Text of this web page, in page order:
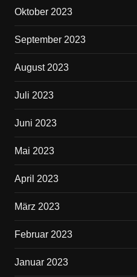
Oktober 2023
September 2023
August 2023
Juli 2023
Juni 2023
Mai 2023
April 2023
März 2023
Februar 2023
Januar 2023